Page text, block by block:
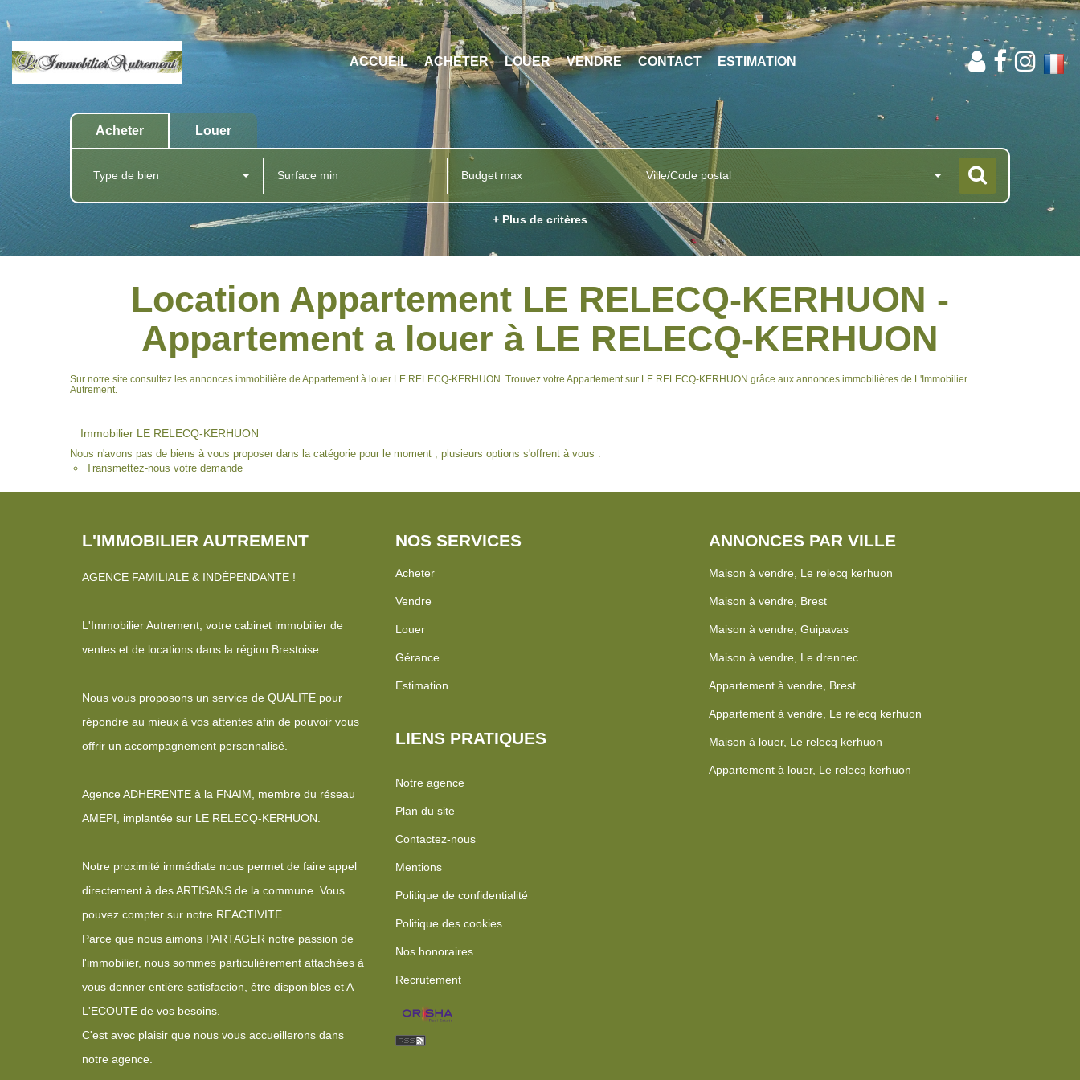
ACCUEIL ACHETER LOUER VENDRE CONTACT ESTIMATION
Acheter Louer
Type de bien Ville/Code postal
+ Plus de critères
Location Appartement LE RELECQ-KERHUON -
Appartement a louer à LE RELECQ-KERHUON
Sur notre site consultez les annonces immobilière de Appartement à louer LE RELECQ-KERHUON. Trouvez votre Appartement sur LE RELECQ-KERHUON grâce aux annonces immobilières de L'Immobilier
Autrement.
Immobilier LE RELECQ-KERHUON
Nous n'avons pas de biens à vous proposer dans la catégorie pour le moment , plusieurs options s'offrent à vous :
Transmettez-nous votre demande
L'IMMOBILIER AUTREMENT
AGENCE FAMILIALE & INDÉPENDANTE !
L'Immobilier Autrement, votre cabinet immobilier de
ventes et de locations dans la région Brestoise .
Nous vous proposons un service de QUALITE pour
répondre au mieux à vos attentes afin de pouvoir vous
offrir un accompagnement personnalisé.
Agence ADHERENTE à la FNAIM, membre du réseau
AMEPI, implantée sur LE RELECQ-KERHUON.
Notre proximité immédiate nous permet de faire appel
directement à des ARTISANS de la commune. Vous
pouvez compter sur notre REACTIVITE.
Parce que nous aimons PARTAGER notre passion de
l'immobilier, nous sommes particulièrement attachées à
vous donner entière satisfaction, être disponibles et A
L'ECOUTE de vos besoins.
C'est avec plaisir que nous vous accueillerons dans
notre agence.
NOS SERVICES
Acheter
Vendre
Louer
Gérance
Estimation
LIENS PRATIQUES
Notre agence
Plan du site
Contactez-nous
Mentions
Politique de confidentialité
Politique des cookies
Nos honoraires
Recrutement
ANNONCES PAR VILLE
Maison à vendre, Le relecq kerhuon
Maison à vendre, Brest
Maison à vendre, Guipavas
Maison à vendre, Le drennec
Appartement à vendre, Brest
Appartement à vendre, Le relecq kerhuon
Maison à louer, Le relecq kerhuon
Appartement à louer, Le relecq kerhuon